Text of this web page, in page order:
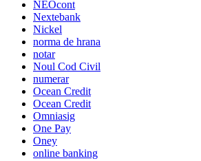
NEOcont
Nextebank
Nickel
norma de hrana
notar
Noul Cod Civil
numerar
Ocean Credit
Ocean Credit
Omniasig
One Pay
Oney
online banking